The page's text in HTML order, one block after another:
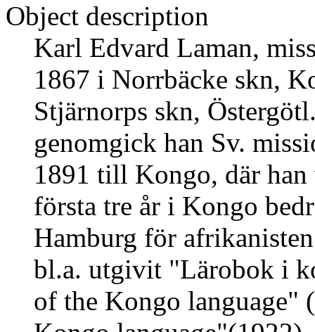
Object description
Karl Edvard Laman,
1867 i Norrbäcke skn,
Stjärnorps skn,
genomgick han Sv.
1891 till Kongo, där
första tre år i Kongo
Hamburg för
bl.a. utgivit "Lärobok i
of the Kongo language"